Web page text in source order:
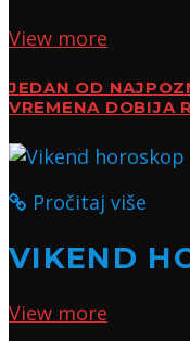
View more
JEDAN OD
VREMENA DOBIJA
Pročitaj više
VIKEND
View more